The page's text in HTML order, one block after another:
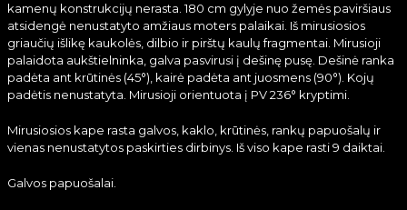
kamenų konstrukcijų nerasta. 180 cm gylyje nuo žemės paviršiaus
atsidengė nenustatyto amžiaus moters palaikai. Iš mirusiosios
griaučių išlikę kaukolės, dilbio ir pirštų kaulų fragmentai. Mirusioji
palaidota aukštielninka, galva pasvirusi į dešinę pusę. Dešinė ranka
padėta ant krūtinės (45°), kairė padėta ant juosmens (90°). Kojų
padėtis nenustatyta. Mirusioji orientuota į PV 236° kryptimi.
Mirusiosios kape rasta galvos, kaklo, krūtinės, rankų papuošalų ir
vienas nenustatytos paskirties dirbinys. Iš viso kape rasti 9 daiktai.
Galvos papuošalai.